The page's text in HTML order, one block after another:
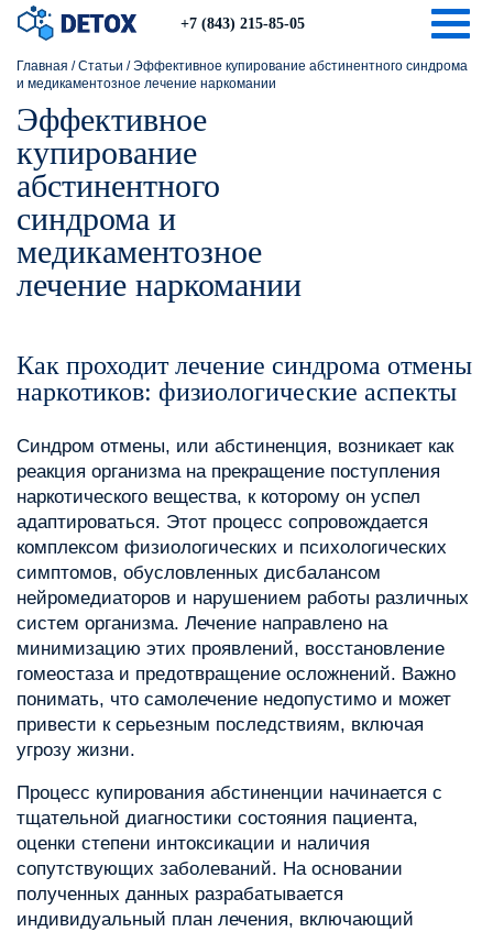
+7 (843) 215-85-05
Главная /Статьи /Эффективное купирование абстинентного синдрома
и медикаментозное лечение наркомании
Эффективное
купирование
абстинентного
синдрома и
медикаментозное
лечение наркомании
Как проходит лечение синдрома отмены
наркотиков: физиологические аспекты
Синдром отмены, или абстиненция, возникает как
реакция организма на прекращение поступления
наркотического вещества, к которому он успел
адаптироваться. Этот процесс сопровождается
комплексом физиологических и психологических
симптомов, обусловленных дисбалансом
нейромедиаторов и нарушением работы различных
систем организма. Лечение направлено на
минимизацию этих проявлений, восстановление
гомеостаза и предотвращение осложнений. Важно
понимать, что самолечение недопустимо и может
привести к серьезным последствиям, включая
угрозу жизни.
Процесс купирования абстиненции начинается с
тщательной диагностики состояния пациента,
оценки степени интоксикации и наличия
сопутствующих заболеваний. На основании
полученных данных разрабатывается
индивидуальный план лечения, включающий